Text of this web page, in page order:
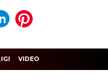
VIDEO